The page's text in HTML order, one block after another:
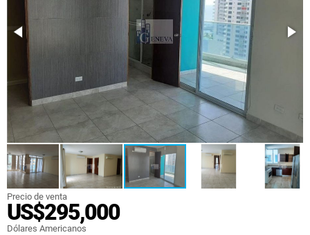
Precio de venta
US$295,000
Dólares Americanos